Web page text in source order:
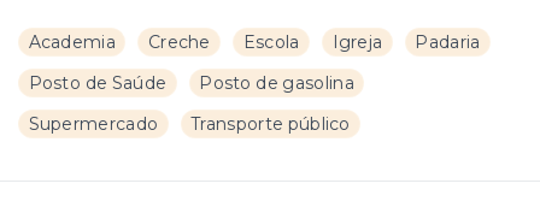
Academia Creche Escola Igreja
Padaria
Posto de Saúde
Posto de gasolina
Supermercado
Transporte público